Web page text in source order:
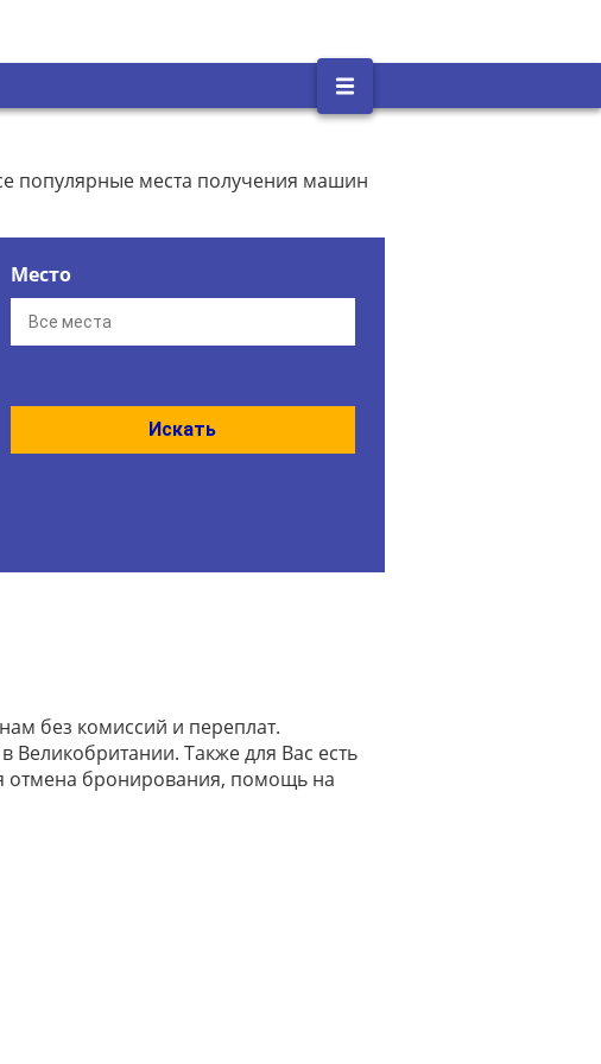
популярные места получения машин
Место
Искать
без комиссий и переплат.
Великобритании. Также для Вас есть
отмена бронирования, помощь на